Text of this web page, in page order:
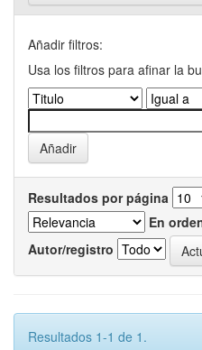
Añadir filtros:
Usa los filtros para afinar la
Resultados por página
En
Autor/registro
Resultados 1-1 de 1.